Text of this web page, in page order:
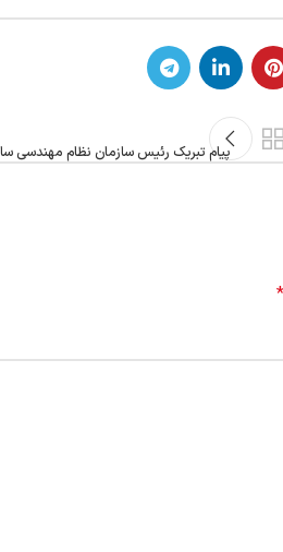
پیام تبریک رئیس سازمان نظام مهندسی
*